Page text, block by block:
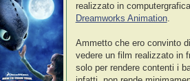
realizzato in
Dreamworks Animation.
Ammetto che ero convinto
vedere un film realizzato in
solo per rendere contenti i